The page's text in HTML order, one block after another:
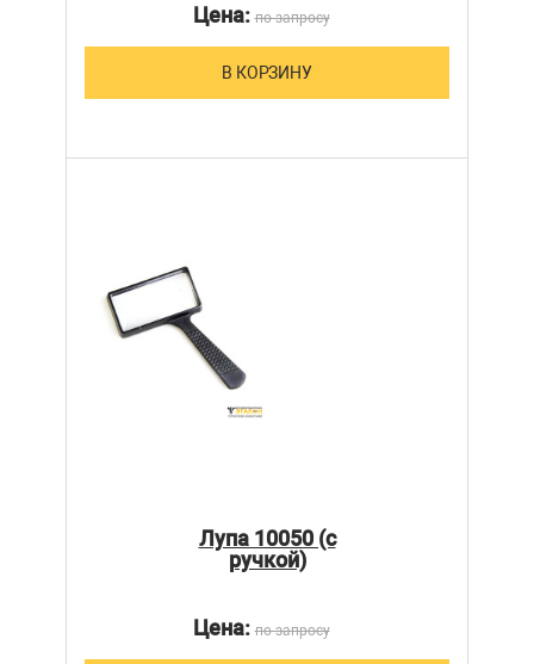
Цена:по запросу
В КОРЗИНУ
Лупа 10050 (с
ручкой)
Цена:по запросу